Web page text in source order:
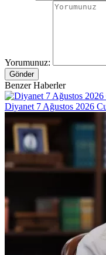
Yorumunuz:
Gönder
Benzer Haberler
Diyanet 7 Ağustos 2026